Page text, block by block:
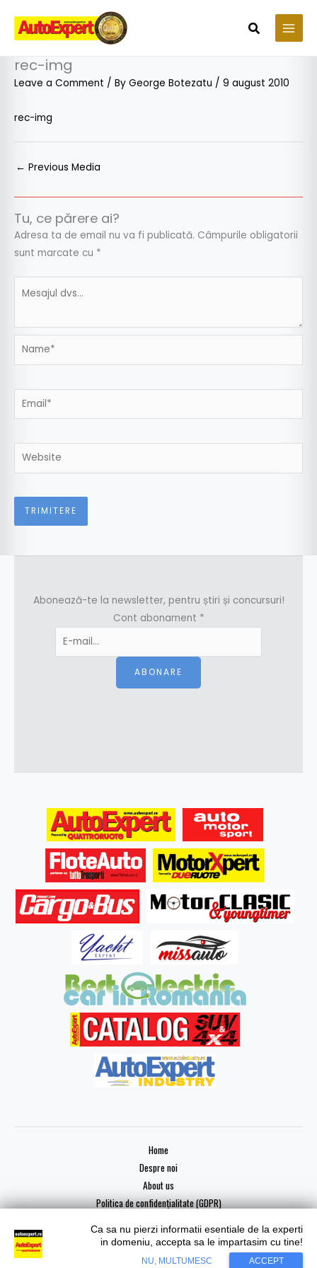
content
Search
rec-img
Leave a Comment / By George Botezatu / 9 august 2010
rec-img
← Previous Media
Tu, ce părere ai?
Adresa ta de email nu va fi publicată. Câmpurile obligatorii
sunt marcate cu *
Name*
Email*
Website
Abonează-te la newsletter, pentru știri și concursuri!
Cont abonament *
ABONARE
Home
Despre noi
About us
Politica de confidențialitate (GDPR)
Copyright © 2026 AutoExpert
Ca sa nu pierzi informatii esentiale de la experti
in domeniu, accepta sa le impartasim cu tine!
NU, MULTUMESC ACCEPT